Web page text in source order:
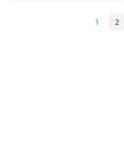
1 2